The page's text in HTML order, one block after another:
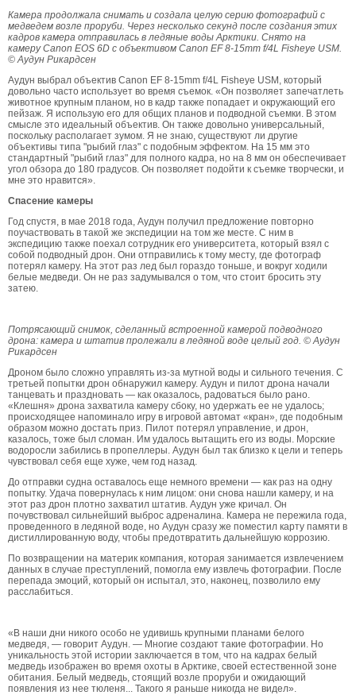
Камера продолжала снимать и создала целую серию фотографий с
медведем возле проруби. Через несколько секунд после создания этих
кадров камера отправилась в ледяные воды Арктики. Снято на
камеруCanon EOS 6D с объективом Canon EF 8-15mm f/4L Fisheye USM.
© Аудун Рикардсен
Аудун выбрал объектив Canon EF 8-15mm f/4L Fisheye USM, который
довольно часто использует во время съемок. «Он позволяет запечатлеть
животное крупным планом, но в кадр также попадает и окружающий его
пейзаж. Я использую его для общих планов и подводной съемки. В этом
смысле это идеальный объектив. Он также довольно универсальный,
поскольку располагает зумом. Я не знаю, существуют ли другие
объективы типа "рыбий глаз" с подобным эффектом. На 15 мм это
стандартный "рыбий глаз" для полного кадра, но на 8 мм он обеспечивает
угол обзора до 180 градусов. Он позволяет подойти к съемке творчески, и
мне это нравится».
Спасение камеры
Год спустя, в мае 2018 года, Аудун получил предложение повторно
поучаствовать в такой же экспедиции на том же месте. С ним в
экспедицию также поехал сотрудник его университета, который взял с
собой подводный дрон. Они отправились к тому месту, где фотограф
потерял камеру. На этот раз лед был гораздо тоньше, и вокруг ходили
белые медведи. Он не раз задумывался о том, что стоит бросить эту
затею.
Потрясающий снимок, сделанный встроенной камерой подводного
дрона: камера и штатив пролежали в ледяной воде целый год. © Аудун
Рикардсен
Дроном было сложно управлять из-за мутной воды и сильного течения. С
третьей попытки дрон обнаружил камеру. Аудун и пилот дрона начали
танцевать и праздновать — как оказалось, радоваться было рано.
«Клешня» дрона захватила камеру сбоку, но удержать ее не удалось;
происходящее напоминало игру в игровой автомат «кран», где подобным
образом можно достать приз. Пилот потерял управление, и дрон,
казалось, тоже был сломан. Им удалось вытащить его из воды. Морские
водоросли забились в пропеллеры. Аудун был так близко к цели и теперь
чувствовал себя еще хуже, чем год назад.
До отправки судна оставалось еще немного времени — как раз на одну
попытку. Удача повернулась к ним лицом: они снова нашли камеру, и на
этот раз дрон плотно захватил штатив. Аудун уже кричал. Он
почувствовал сильнейший выброс адреналина. Камера не пережила года,
проведенного в ледяной воде, но Аудун сразу же поместил карту памяти в
дистиллированную воду, чтобы предотвратить дальнейшую коррозию.
По возвращении на материк компания, которая занимается извлечением
данных в случае преступлений, помогла ему извлечь фотографии. После
перепада эмоций, который он испытал, это, наконец, позволило ему
расслабиться.
«В наши дни никого особо не удивишь крупными планами белого
медведя, — говорит Аудун. — Многие создают такие фотографии. Но
уникальность этой истории заключается в том, что на кадрах белый
медведь изображен во время охоты в Арктике, своей естественной зоне
обитания. Белый медведь, стоящий возле проруби и ожидающий
появления из нее тюленя... Такого я раньше никогда не видел».